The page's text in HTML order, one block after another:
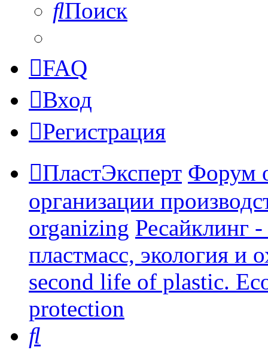
Поиск
FAQ
Вход
Регистрация
ПластЭксперт Форум
организации
organizing Ресайклинг
пластмасс, экология и
second life of plastic.
protection